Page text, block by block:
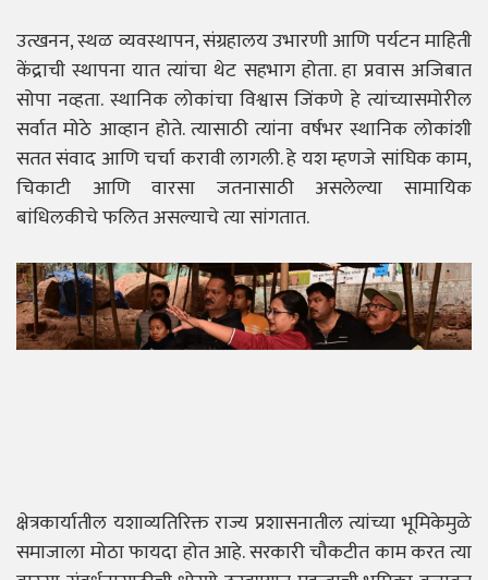
उत्खनन, स्थळ व्यवस्थापन, संग्रहालय उभारणी आणि पर्यटन माहिती
केंद्राची स्थापना यात त्यांचा थेट सहभाग होता. हा प्रवास अजिबात
सोपा नव्हता. स्थानिक लोकांचा विश्वास जिंकणे हे त्यांच्यासमोरील
सर्वात मोठे आव्हान होते. त्यासाठी त्यांना वर्षभर स्थानिक लोकांशी
सतत संवाद आणि चर्चा करावी लागली. हे यश म्हणजे सांघिक काम,
चिकाटी आणि वारसा जतनासाठी असलेल्या सामायिक
बांधिलकीचे फलित असल्याचे त्या सांगतात.
क्षेत्रकार्यातील यशाव्यतिरिक्त राज्य प्रशासनातील त्यांच्या भूमिकेमुळे
समाजाला मोठा फायदा होत आहे. सरकारी चौकटीत काम करत त्या